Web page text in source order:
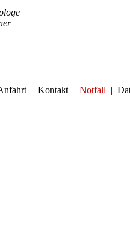
| Kontakt | Notfall |